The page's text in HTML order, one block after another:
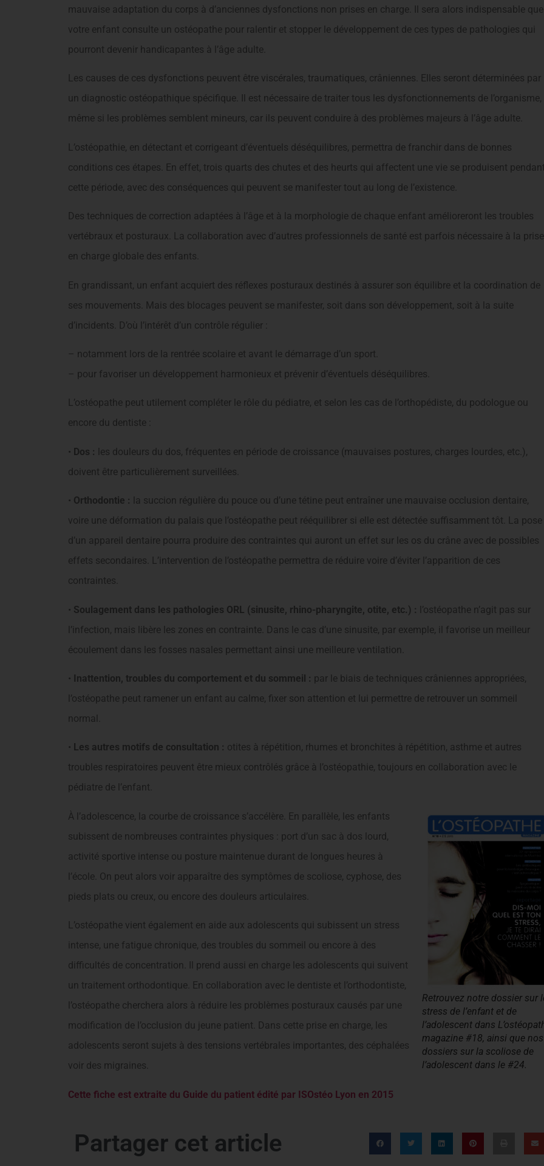
mauvaise adaptation du corps à d’anciennes dysfonctions non prises en charge. Il sera alors indispensable que
votre enfant consulte un ostéopathe pour ralentir et stopper le développement de ces types de pathologies qui
pourront devenir handicapantes à l’âge adulte.
Les causes de ces dysfonctions peuvent être viscérales, traumatiques, crâniennes. Elles seront déterminées par
un diagnostic ostéopathique spécifique. Il est nécessaire de traiter tous les dysfonctionnements de l’organisme,
même si les problèmes semblent mineurs, car ils peuvent conduire à des problèmes majeurs à l’âge adulte.
L’ostéopathie, en détectant et corrigeant d’éventuels déséquilibres, permettra de franchir dans de bonnes
conditions ces étapes. En effet, trois quarts des chutes et des heurts qui affectent une vie se produisent
cette période, avec des conséquences qui peuvent se manifester tout au long de l’existence.
Des techniques de correction adaptées à l’âge et à la morphologie de chaque enfant amélioreront les troubles
vertébraux et posturaux. La collaboration avec d’autres professionnels de santé est parfois nécessaire à la prise
en charge globale des enfants.
En grandissant, un enfant acquiert des réflexes posturaux destinés à assurer son équilibre et la coordination de
ses mouvements. Mais des blocages peuvent se manifester, soit dans son développement, soit à la suite
d’incidents. D’où l’intérêt d’un contrôle régulier :
– notamment lors de la rentrée scolaire et avant le démarrage d’un sport.
– pour favoriser un développement harmonieux et prévenir d’éventuels déséquilibres.
L’ostéopathe peut utilement compléter le rôle du pédiatre, et selon les cas de l’orthopédiste, du podologue ou
encore du dentiste :
• Dos : les douleurs du dos, fréquentes en période de croissance (mauvaises postures, charges lourdes, etc.),
doivent être particulièrement surveillées.
• Orthodontie : la succion régulière du pouce ou d’une tétine peut entraîner une mauvaise occlusion dentaire,
voire une déformation du palais que l’ostéopathe peut rééquilibrer si elle est détectée suffisamment tôt. La pose
d’un appareil dentaire pourra produire des contraintes qui auront un effet sur les os du crâne avec de possibles
effets secondaires. L’intervention de l’ostéopathe permettra de réduire voire d’éviter l’apparition de ces
contraintes.
• Soulagement dans les pathologies ORL (sinusite, rhino-pharyngite, otite, etc.) : l’ostéopathe n’agit pas sur
l’infection, mais libère les zones en contrainte. Dans le cas d’une sinusite, par exemple, il favorise un meilleur
écoulement dans les fosses nasales permettant ainsi une meilleure ventilation.
• Inattention, troubles du comportement et du sommeil : par le biais de techniques crâniennes appropriées,
l’ostéopathe peut ramener un enfant au calme, fixer son attention et lui permettre de retrouver un sommeil
normal.
• Les autres motifs de consultation : otites à répétition, rhumes et bronchites à répétition, asthme et autres
troubles respiratoires peuvent être mieux contrôlés grâce à l’ostéopathie, toujours en collaboration avec le
pédiatre de l’enfant.
Retrouvez notre dossier sur
stress de l’enfant et de
l’adolescent dans
magazine #18, ainsi que nos
dossiers sur la scoliose de
l’adolescent dans le #24.
À l’adolescence, la courbe de croissance s’accélère. En parallèle, les enfants
subissent de nombreuses contraintes physiques : port d’un sac à dos lourd,
activité sportive intense ou posture maintenue durant de longues heures à
l’école. On peut alors voir apparaître des symptômes de scoliose, cyphose, des
pieds plats ou creux, ou encore des douleurs articulaires.
L’ostéopathe vient également en aide aux adolescents qui subissent un stress
intense, une fatigue chronique, des troubles du sommeil ou encore à des
difficultés de concentration. Il prend aussi en charge les adolescents qui suivent
un traitement orthodontique. En collaboration avec le dentiste et l’orthodontiste,
l’ostéopathe cherchera alors à réduire les problèmes posturaux causés par une
modification de l’occlusion du jeune patient. Dans cette prise en charge, les
adolescents seront sujets à des tensions vertébrales importantes, des céphalées
voir des migraines.
Cette fiche est extraite du Guide du patient édité par ISOstéo Lyon en 2015
Partager cet article